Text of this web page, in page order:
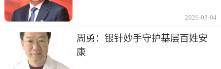
2026-03-04
周勇：银针妙手守护基层百姓安
康